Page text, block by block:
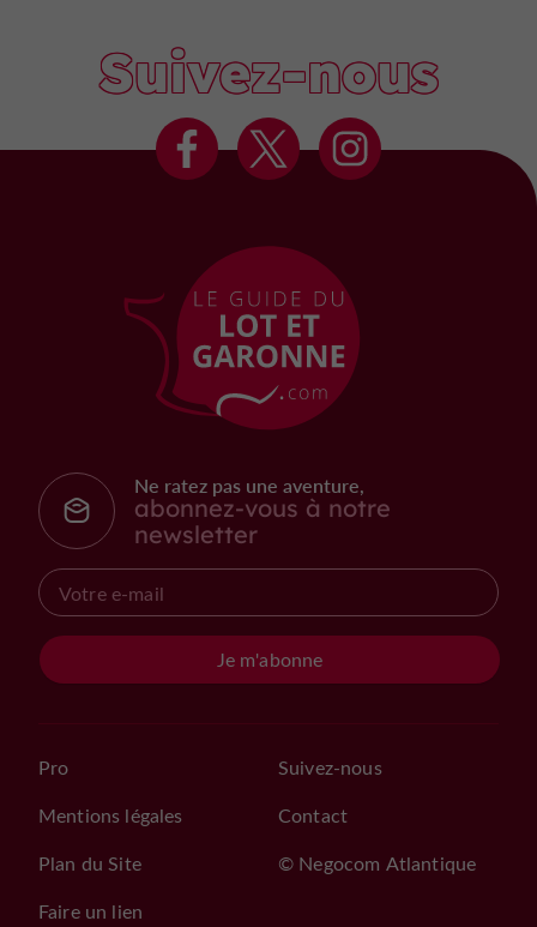
Suivez-nous
Ne ratez pas une aventure,
abonnez-vous à notre
newsletter
Je m'abonne
Pro
Mentions légales
Plan du Site
Faire un lien
Suivez-nous
Contact
© Negocom Atlantique